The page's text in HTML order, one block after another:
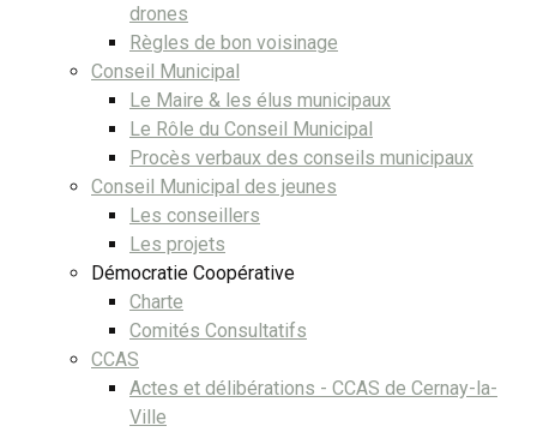
drones
Règles de bon voisinage
Conseil Municipal
Le Maire & les élus municipaux
Le Rôle du Conseil Municipal
Procès verbaux des conseils municipaux
Conseil Municipal des jeunes
Les conseillers
Les projets
Démocratie Coopérative
Charte
Comités Consultatifs
CCAS
Actes et délibérations - CCAS de Cernay-la-
Ville